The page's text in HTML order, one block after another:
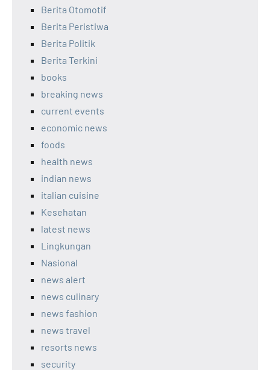
Berita Otomotif
Berita Peristiwa
Berita Politik
Berita Terkini
books
breaking news
current events
economic news
foods
health news
indian news
italian cuisine
Kesehatan
latest news
Lingkungan
Nasional
news alert
news culinary
news fashion
news travel
resorts news
security